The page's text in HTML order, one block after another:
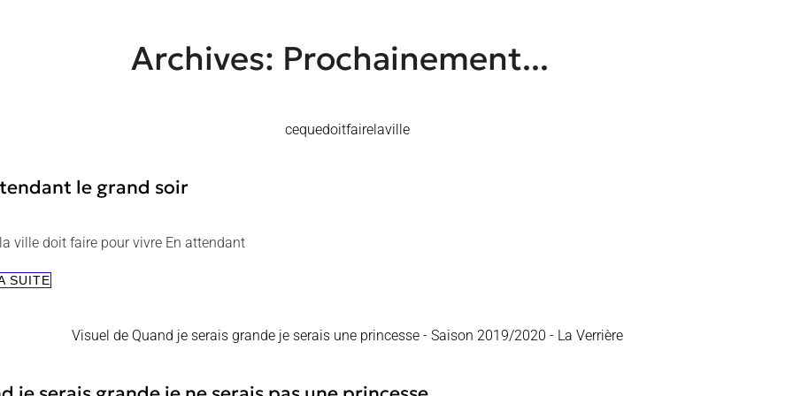
Archives: Prochainement...
le grand soir
ville doit faire pour vivre En attendant
SUITEEN
GRAND